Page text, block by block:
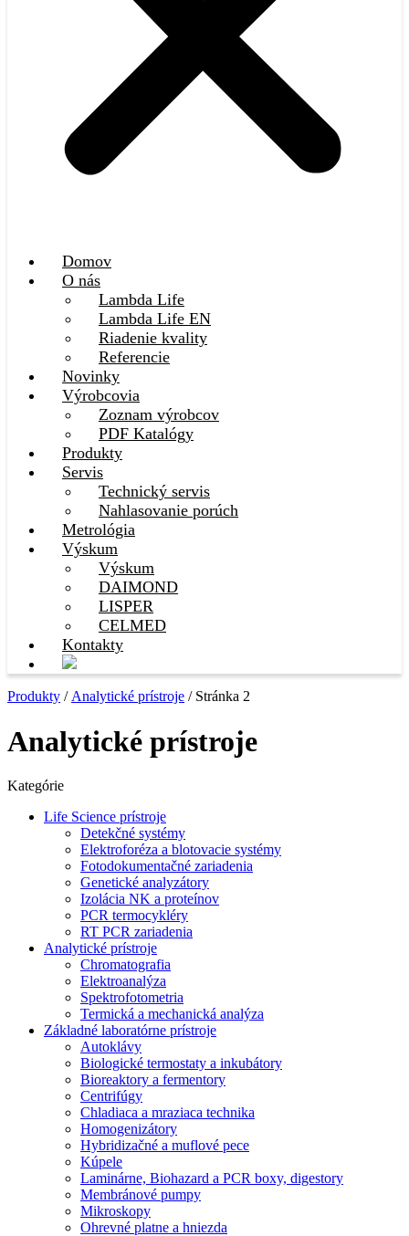
Domov
O nás
Lambda Life
Lambda Life EN
Riadenie kvality
Referencie
Novinky
Výrobcovia
Zoznam výrobcov
PDF Katalógy
Produkty
Servis
Technický servis
Nahlasovanie porúch
Metrológia
Výskum
Výskum
DAIMOND
LISPER
CELMED
Kontakty
Produkty / Analytické prístroje / Stránka 2
Analytické prístroje
Kategórie
Life Science prístroje
Detekčné systémy
Elektroforéza a blotovacie systémy
Fotodokumentačné zariadenia
Genetické analyzátory
Izolácia NK a proteínov
PCR termocykléry
RT PCR zariadenia
Analytické prístroje
Chromatografia
Elektroanalýza
Spektrofotometria
Termická a mechanická analýza
Základné laboratórne prístroje
Autoklávy
Biologické termostaty a inkubátory
Bioreaktory a fermentory
Centrifúgy
Chladiaca a mraziaca technika
Homogenizátory
Hybridizačné a muflové pece
Kúpele
Laminárne, Biohazard a PCR boxy, digestory
Membránové pumpy
Mikroskopy
Ohrevné platne a hniezda